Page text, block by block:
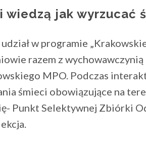
wiedzą jak wyrzucać
w programie
razem z
MPO. Podczas
śmieci obowiązujące na
Punkt Selektywnej Zbiórki